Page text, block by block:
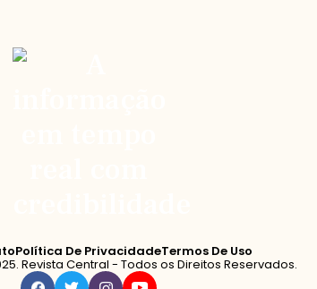
Política De PrivacidadeTermos De Uso
Revista Central - Todos os Direitos Reservados.